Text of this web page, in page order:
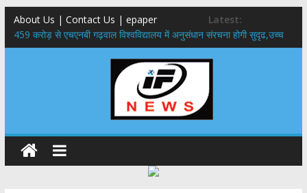
About Us | Contact Us | epaper
Latest:
459 करोड़ से एचएनबी गढ़वाल विश्वविद्यालय में अनुसंधान संरचना होगी सुदृढ,उच्च
शिक्षा मंत्री धन सिंह रावत ने नवनियुक्त केन्द्रीय शिक्षा मंत्री से की मुलाकात
राष्ट्रीय हथकरघा दिवस पर मुख्यमंत्री धामी ने उत्कृष्ट बुनकरों और हस्तशिल्प
​धामी कैबिनेट का बड़ा फैसला: पशुपालकों को 60% तक सब्सिडी, गंगा एक्सप्रेसवे का
​हरिद्वार से वीरभद्र (ऋषिकेश) तक निकली BJYM की भव्य कांवड़ यात्रा; तेजस्वी
सूर्या ने की देश व प्रदेशवासियों के कल्याण की कामना
24×7 अलर्ट मोड में रहें अधिकारी-मुख्य सचिव मानसून-एसईओसी से मुख्य सचिव ने
की विस्तृत समीक्षा कहा-बंद सड़कों को शीघ्र खोला जाए, लोगों को न हो दिक्कत